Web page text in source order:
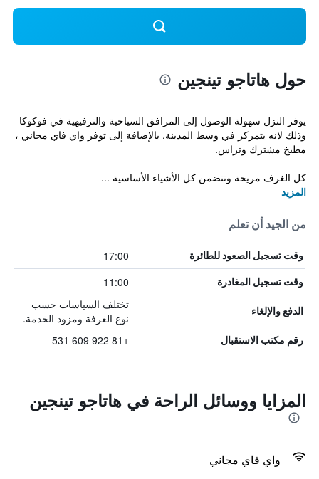
حول هاتاجو تينجين
يوفر النزل سهولة الوصول إلى المرافق السياحية والترفيهية في فوكوكا
وذلك لانه يتمركز في وسط المدينة. بالإضافة إلى توفر واي فاي مجاني ،
مطبخ مشترك وتراس.
كل الغرف مريحة وتتضمن كل الأشياء الأساسية ...
المزيد
من الجيد أن تعلم
وقت تسجيل الصعود للطائرة 17:00
وقت تسجيل المغادرة 11:00
الدفع والإلغاء
تختلف السياسات حسب
نوع الغرفة ومزود الخدمة.
رقم مكتب الاستقبال +81 922 609 531
المزايا ووسائل الراحة في هاتاجو تينجين
واي فاي مجاني